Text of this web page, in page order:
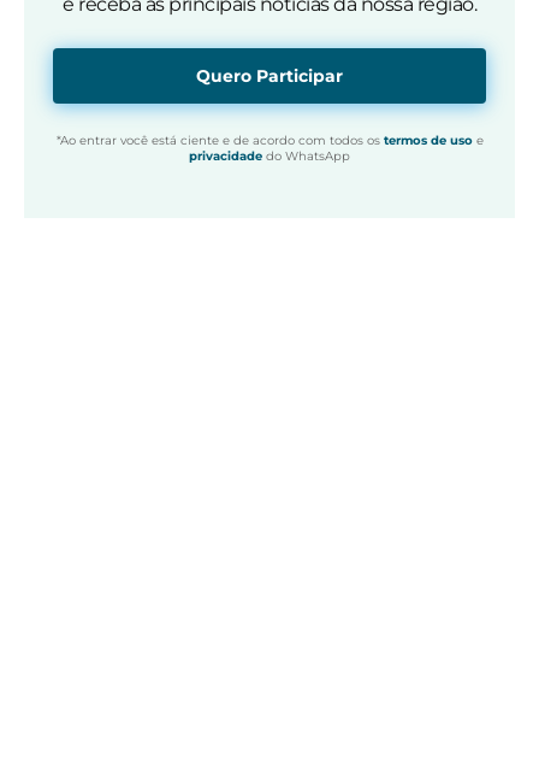
Quero Participar
*Ao entrar você está ciente e de acordo com todos os termos de usoe
privacidade do WhatsApp